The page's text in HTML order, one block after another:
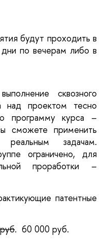
будут проходить в
по вечерам либо в
сквозного
над проектом тесно
программу курса –
сможете применить
задачам.
ограничено, для
проработки –
патентные
.  60 000 руб.